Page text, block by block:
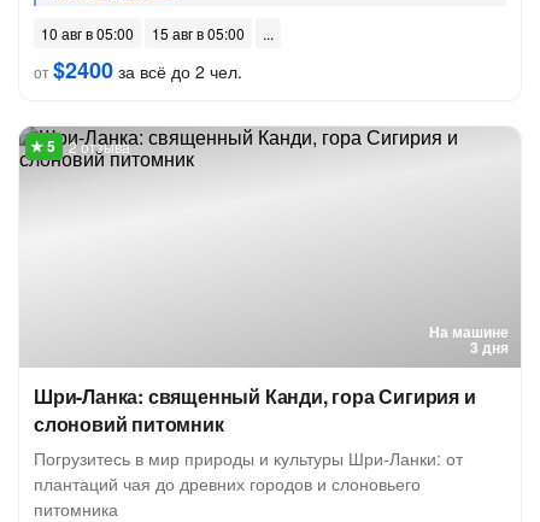
10 авг в 05:00
15 авг в 05:00
от$2400 за всё до 2 чел.
На машине
3 дня
2 отзыва
Шри-Ланка: священный Канди, гора Сигирия и
слоновий питомник
Погрузитесь в мир природы и культуры Шри-Ланки: от
плантаций чая до древних городов и слоновьего
питомника